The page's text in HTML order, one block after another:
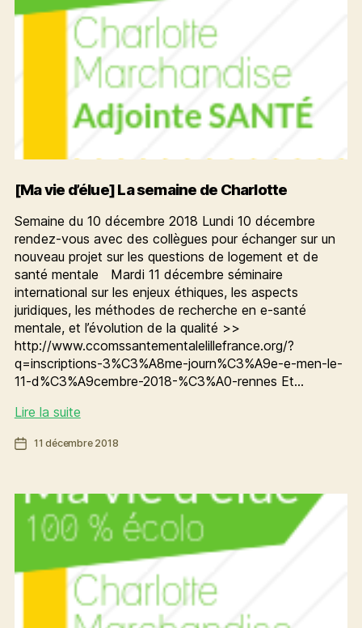
[Ma vie d’élue] La semaine de Charlotte
Semaine du 10 décembre 2018 Lundi 10 décembre
rendez-vous avec des collègues pour échanger sur un
nouveau projet sur les questions de logement et de
santé mentale Mardi 11 décembre séminaire
international sur les enjeux éthiques, les aspects
juridiques, les méthodes de recherche en e-santé
mentale, et l’évolution de la qualité >>
http://www.ccomssantementalelillefrance.org/?
q=inscriptions-3%C3%A8me-journ%C3%A9e-e-men-le-
11-d%C3%A9cembre-2018-%C3%A0-rennes Et…
Lire la suite[Ma
d’élue]
de
Charlotte
Date11 décembre 2018